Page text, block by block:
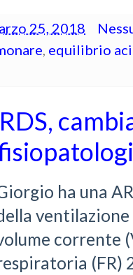
25, 2018
, equilibrio
ha una
ventilazione
corrente
(FR)